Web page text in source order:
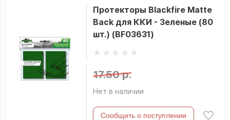
Протекторы Blackfire Matte
Back для ККИ - Зеленые (80
шт.) (BF03631)
17.50 р.
Нет в наличии
Сообщить о поступлении